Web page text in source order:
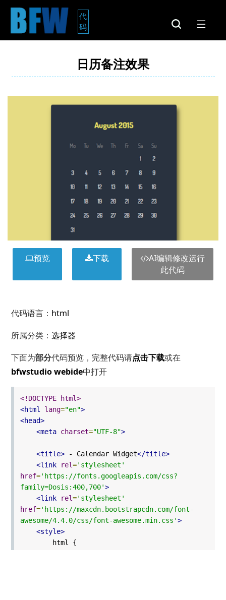
代
码
日历备注效果
预览 下载
AI编辑修改运行
此代码
代码语言： html
所属分类： 选择器
下面为部分代码预览，完整代码请点击下载或在
bfwstudio webide中打开
<!DOCTYPE html>
<html
lang="en">
<head>
<meta charset="UTF-8">
<title>- Calendar Widget</title>
<link
rel='stylesheet'
href='https://fonts.googleapis.com/css?
family=Dosis:400,700'>
<link
rel='stylesheet'
href='https://maxcdn.bootstrapcdn.com/font-
awesome/4.4.0/css/font-awesome.min.css'>
<style>
html {